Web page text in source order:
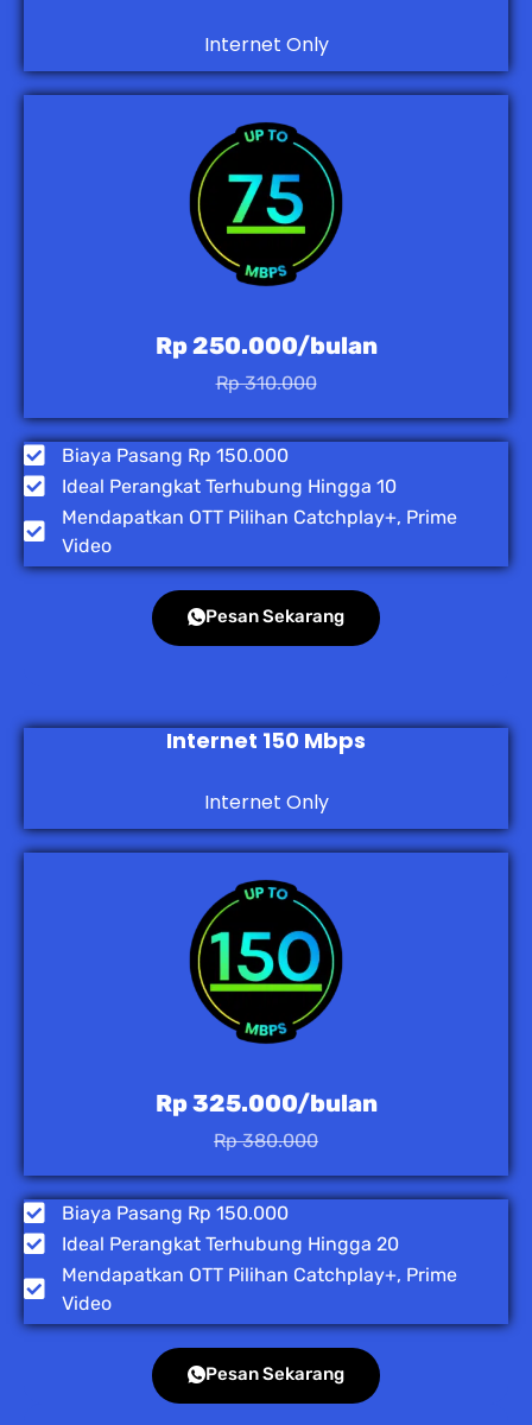
Internet Only
Rp 250.000/bulan
Rp 310.000
Biaya Pasang Rp 150.000
Ideal Perangkat Terhubung Hingga 10
Mendapatkan OTT Pilihan Catchplay+, Prime
Video
Pesan Sekarang
Internet 150 Mbps
Internet Only
Rp 325.000/bulan
Rp 380.000
Biaya Pasang Rp 150.000
Ideal Perangkat Terhubung Hingga 20
Mendapatkan OTT Pilihan Catchplay+, Prime
Video
Pesan Sekarang